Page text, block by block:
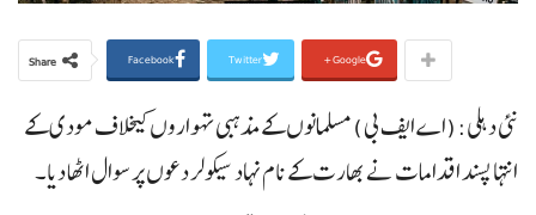
Share Facebook Twitter Google+
نئی دہلی: (اے ایف بی ) مسلمانوں کے مذہبی تہواروں کیخلاف مودی کے
انتہا پسند اقدامات نے بھارت کے نام نہاد سیکولر دعوں پر سوال اٹھا دیا۔